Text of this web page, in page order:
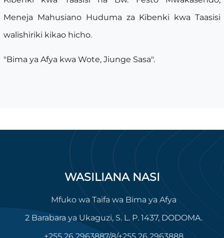
Meneja Mahusiano Huduma za Kibenki kwa Taasisi
walishiriki kikao hicho.
"Bima ya Afya kwa Wote, Jiunge Sasa".
WASILIANA NASI
Mfuko wa Taifa wa Bima ya Afya
2 Barabara ya Ukaguzi, S. L. P. 1437, DODOMA.
+255 26 2963887/8/+255 26 2963888